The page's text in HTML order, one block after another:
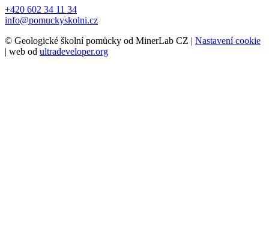
+420 602 34 11 34
info@pomuckyskolni.cz
© Geologické školní pomůcky od MinerLab CZ | Nastavení cookie
| web od ultradeveloper.org